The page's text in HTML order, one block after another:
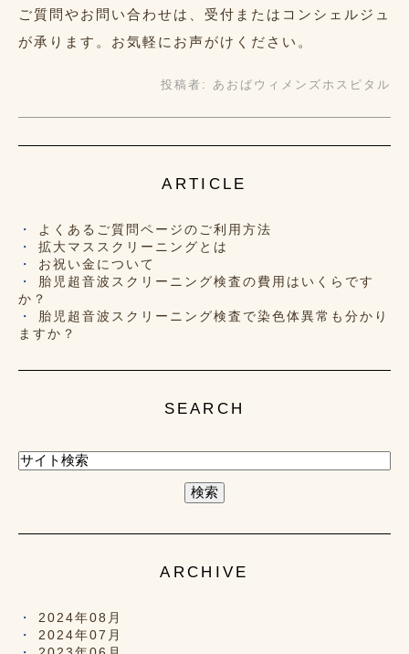
ご質問やお問い合わせは、受付またはコンシェルジュ
が承ります。お気軽にお声がけください。
投稿者: あおばウィメンズホスピタル
ARTICLE
よくあるご質問ページのご利用方法
拡大マススクリーニングとは
お祝い金について
胎児超音波スクリーニング検査の費用はいくらです
か？
胎児超音波スクリーニング検査で染色体異常も分かり
ますか？
SEARCH
ARCHIVE
2024年08月
2024年07月